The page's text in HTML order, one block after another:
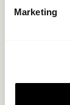
Marketing
The Art of